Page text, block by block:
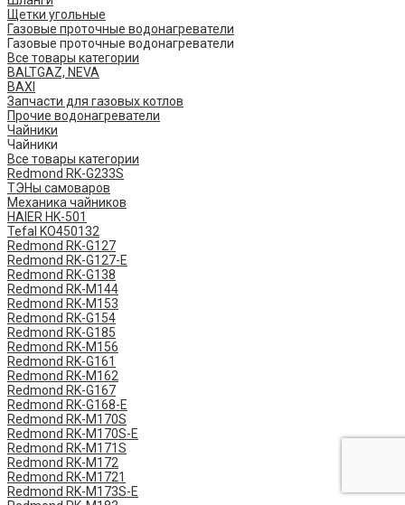
Щетки угольные
Газовые проточные водонагреватели
Газовые проточные водонагреватели
Все товары категории
BALTGAZ, NEVA
BAXI
Запчасти для газовых котлов
Прочие водонагреватели
Чайники
Чайники
Все товары категории
Redmond RK-G233S
ТЭНы самоваров
Механика чайников
HAIER HK-501
Tefal KO450132
​Redmond ​RK-G127
Redmond ​RK-G127-E
Redmond RK-G138
Redmond RK-M144
Redmond RK-M153
Redmond RK-G154
Redmond RK-G185
Redmond RK-M156
Redmond RK-G161
Redmond RK-M162
Redmond RK-G167
Redmond RK-G168-E
Redmond RK-M170S
Redmond RK-M170S-E
Redmond RK-M171S
Redmond RK-M172
Redmond RK-M1721
Redmond RK-M173S-E